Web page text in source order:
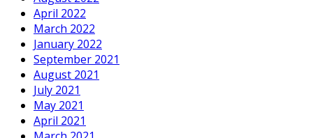
April 2022
March 2022
January 2022
September 2021
August 2021
July 2021
May 2021
April 2021